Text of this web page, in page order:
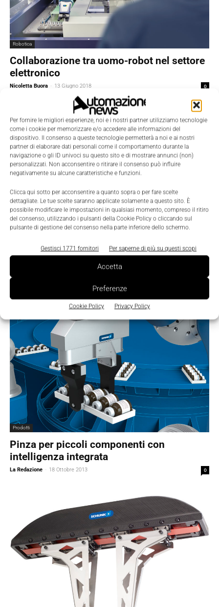
Per fornire le migliori esperienze, noi e i nostri partner utilizziamo tecnologie
come i cookie per memorizzare e/o accedere alle informazioni del
dispositivo. Il consenso a queste tecnologie permetterà a noi e ai nostri
partner di elaborare dati personali come il comportamento durante la
navigazione o gli ID univoci su questo sito e di mostrare annunci (non)
personalizzati. Non acconsentire o ritirare il consenso può influire
negativamente su alcune caratteristiche e funzioni.
Clicca qui sotto per acconsentire a quanto sopra o per fare scelte
dettagliate. Le tue scelte saranno applicate solamente a questo sito. È
possibile modificare le impostazioni in qualsiasi momento, compreso il ritiro
del consenso, utilizzando i pulsanti della Cookie Policy o cliccando sul
pulsante di gestione del consenso nella parte inferiore dello schermo.
Gestisci 1771 fornitori Per saperne di più su questi scopi
Accetta
Preferenze
Cookie Policy Privacy Policy
Robotica
Collaborazione tra uomo-robot nel settore
elettronico
Nicoletta Buora - 13 Giugno 2018 0
A Schunk l’Hermes Award 2017
Prodotti
Pinza per piccoli componenti con
intelligenza integrata
La Redazione - 18 Ottobre 2013 0